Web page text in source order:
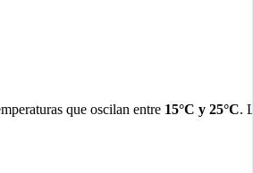
que oscilan entre 15°C y 25°C.